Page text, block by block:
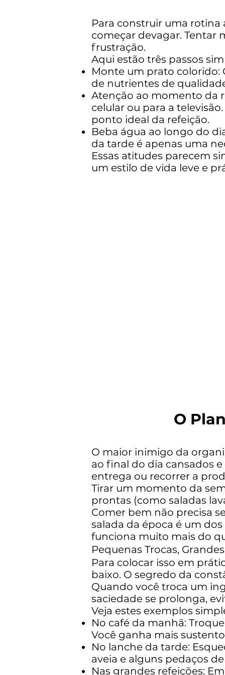
Para construir uma rotina
começar devagar. Tentar
frustração.
Aqui estão três passos
Monte um prato colorido:
de nutrientes de
Atenção ao momento da
celular ou para a
ponto ideal da refeição.
Beba água ao longo do
da tarde é apenas uma
Essas atitudes parecem
um estilo de vida leve e
O
O maior inimigo da
ao final do dia cansados
entrega ou recorrer a
Tirar um momento da
prontas (como saladas
Comer bem não precisa
salada da época é um
funciona muito mais do
Pequenas Trocas,
Para colocar isso em
baixo. O segredo da
Quando você troca um
saciedade se prolonga,
Veja estes exemplos
No café da manhã:
Você ganha mais
No lanche da tarde:
aveia e alguns pedaços
Nas grandes refeições: